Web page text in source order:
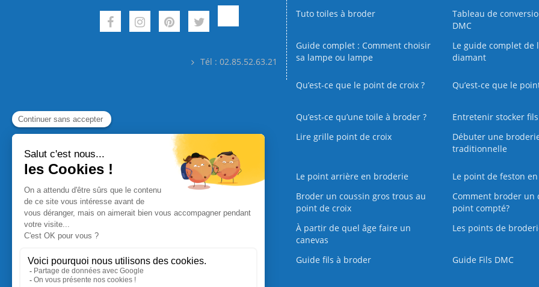
Tél : 02.85.52.63.21
Tuto toiles à broder
Tableau de
DMC
Guide complet : Comment choisir
sa lampe ou lampe
Le guide complet de
diamant
Qu’est-ce que le point de croix ? Qu’est-ce que le
Qu’est‑ce qu’une toile à broder ?
Entretenir stocker
Lire grille point de croix
Débuter une
traditionnelle
Le point arrière en broderie
Le point de feston
Broder un coussin gros trous au
point de croix
Comment broder un
point compté?
À partir de quel âge faire un
canevas
Les points de
Guide fils à broder Guide Fils DMC